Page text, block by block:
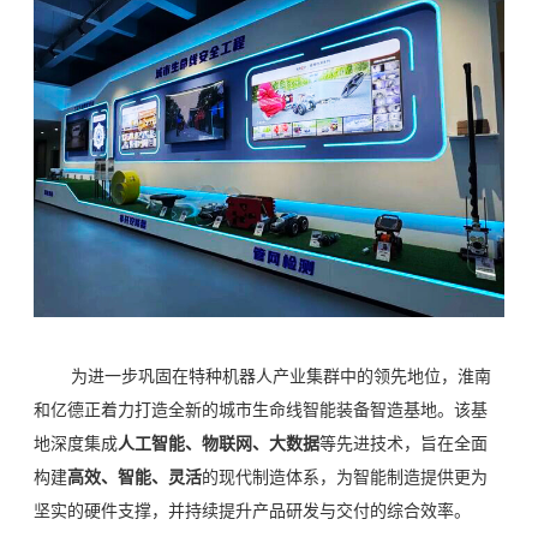
为进一步巩固在特种机器人产业集群中的领先地位，淮南
和亿德正着力打造全新的城市生命线智能装备智造基地。该基
地深度集成人工智能、物联网、大数据等先进技术，旨在全面
构建高效、智能、灵活的现代制造体系，为智能制造提供更为
坚实的硬件支撑，并持续提升产品研发与交付的综合效率。